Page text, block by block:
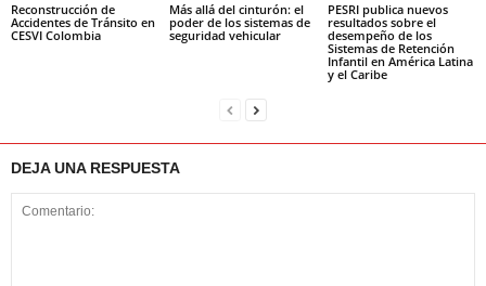
Reconstrucción de
Accidentes de Tránsito en
CESVI Colombia
Más allá del cinturón: el
poder de los sistemas de
seguridad vehicular
PESRI publica nuevos
resultados sobre el
desempeño de los
Sistemas de Retención
Infantil en América Latina
y el Caribe
DEJA UNA RESPUESTA